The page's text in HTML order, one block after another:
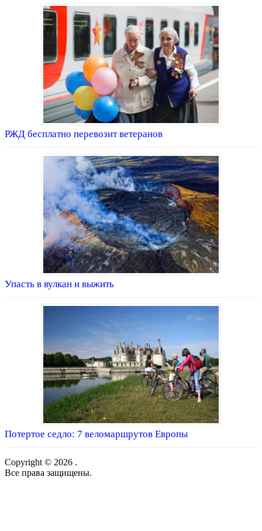
РЖД бесплатно перевозит ветеранов
Упасть в вулкан и выжить
Потертое седло: 7 веломаршрутов Европы
Copyright © 2026 .
Все права защищены.